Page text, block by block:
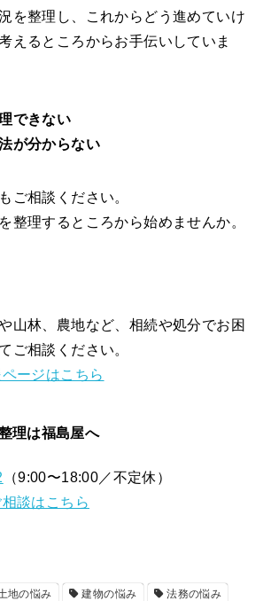
を整理し、これからどう進めていけ
えるところからお手伝いしていま
できない
が分からない
ご相談ください。
整理するところから始めませんか。
山林、農地など、相続や処分でお困
ご相談ください。
ージはこちら
理は福島屋へ
（9:00〜18:00／不定休）
談はこちら
地の悩み 建物の悩み
法務の悩み